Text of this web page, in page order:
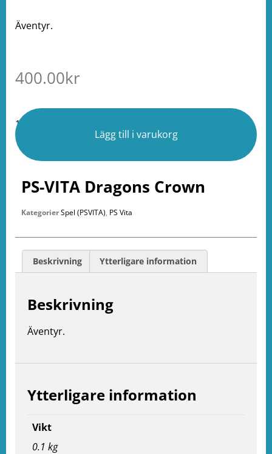
Äventyr.
400.00kr
1 i lager
Lägg till i varukorg
PS-VITA Dragons Crown
KategorierSpel (PSVITA), PS Vita
Beskrivning Ytterligare information
Beskrivning
Äventyr.
Ytterligare information
Vikt
0.1 kg